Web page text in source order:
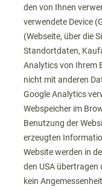
den von Ihnen
verwendete Device
(Webseite, über die
Standortdaten,
Analytics von Ihrem
nicht mit anderen
Google Analytics
Webspeicher im
Benutzung der
erzeugten
Website werden in
den USA übertragen
kein